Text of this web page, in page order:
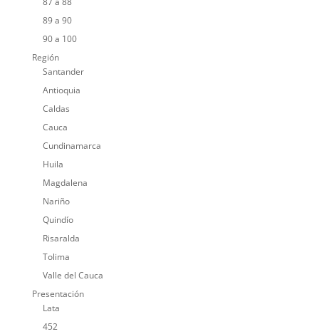
89 a 90
90 a 100
Región
Santander
Antioquia
Caldas
Cauca
Cundinamarca
Huila
Magdalena
Nariño
Quindío
Risaralda
Tolima
Valle del Cauca
Presentación
Lata
452